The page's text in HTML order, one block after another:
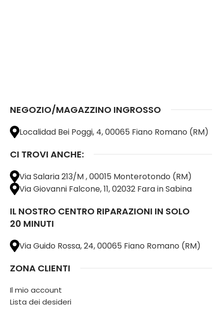
NEGOZIO/MAGAZZINO INGROSSO
Localidad Bei Poggi, 4, 00065 Fiano Romano (RM)
CI TROVI ANCHE:
Via Salaria 213/M , 00015 Monterotondo (RM)
Via Giovanni Falcone, 11, 02032 Fara in Sabina
IL NOSTRO CENTRO RIPARAZIONI IN SOLO
20 MINUTI
Via Guido Rossa, 24, 00065 Fiano Romano (RM)
ZONA CLIENTI
Il mio account
Lista dei desideri